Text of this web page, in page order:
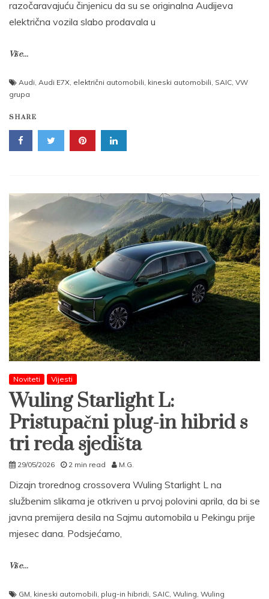
razočaravajuću činjenicu da su se originalna Audijeva
električna vozila slabo prodavala u
Više...
Audi, Audi E7X, električni automobili, kineski automobili, SAIC, VW
grupa
SHARE
Noviteti Vijesti
Wuling Starlight L:
Pristupačni plug-in hibrid s
tri reda sjedišta
29/05/2026 2 min read M.G.
Dizajn trorednog crossovera Wuling Starlight L na
službenim slikama je otkriven u prvoj polovini aprila, da bi se
javna premijera desila na Sajmu automobila u Pekingu prije
mjesec dana. Podsjećamo,
Više...
GM kineski automobili plug-in hibridi SAIC Wuling Wuling